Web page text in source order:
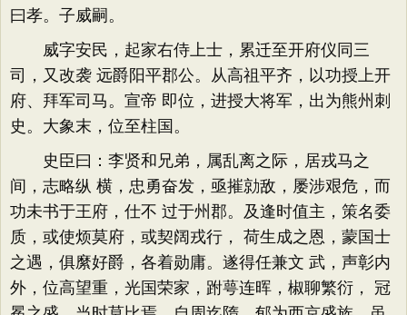
曰孝。子威嗣。
威字安民，起家右侍上士，累迁至开府仪同三
司，又改袭 远爵阳平郡公。从高祖平齐，以功授上开
府、拜军司马。宣帝 即位，进授大将军，出为熊州刺
史。大象末，位至柱国。
史臣曰：李贤和兄弟，属乱离之际，居戎马之
间，志略纵 横，忠勇奋发，亟摧勍敌，屡涉艰危，而
功未书于王府，仕不 过于州郡。及逢时值主，策名委
质，或使烦莫府，或契阔戎行， 荷生成之恩，蒙国士
之遇，俱縻好爵，各着勋庸。遂得任兼文 武，声彰内
外，位高望重，光国荣家，跗萼连晖，椒聊繁衍， 冠